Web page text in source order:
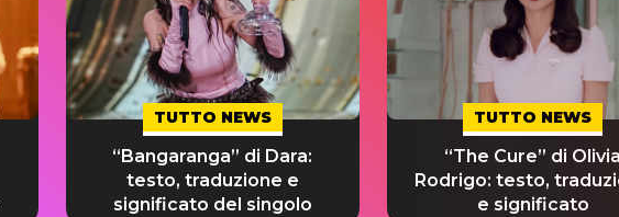
TUTTO NEWS
“Bangaranga” di Dara:
testo, traduzione e
significato del singolo
TUTTO NEWS
“The Cure” di Olivia
Rodrigo: testo,
e significato